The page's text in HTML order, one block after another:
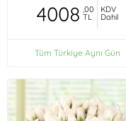
4008 ,00
TL
KDV
Dahil
Tüm Türkiye Aynı Gün